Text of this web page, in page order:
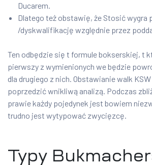
Ducarem.
Dlatego też obstawię, że Stosić wygra
/dyskwalifikację względnie przez
Ten odbędzie się t formule bokserskiej, t
pierwszy z wymienionych we będzie
dla drugiego z nich. Obstawianie walk
poprzedzić wnikliwą analizą. Podczas
prawie każdy pojedynek jest bowiem
trudno jest wytypować zwycięzcę.
Typy